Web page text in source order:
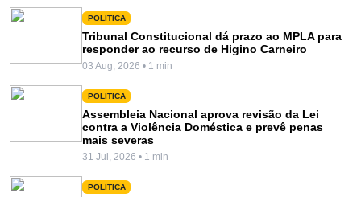
POLITICA
Tribunal Constitucional dá prazo ao MPLA para
responder ao recurso de Higino Carneiro
03 Aug, 2026 • 1 min
POLITICA
Assembleia Nacional aprova revisão da Lei
contra a Violência Doméstica e prevê penas
mais severas
31 Jul, 2026 • 1 min
POLITICA